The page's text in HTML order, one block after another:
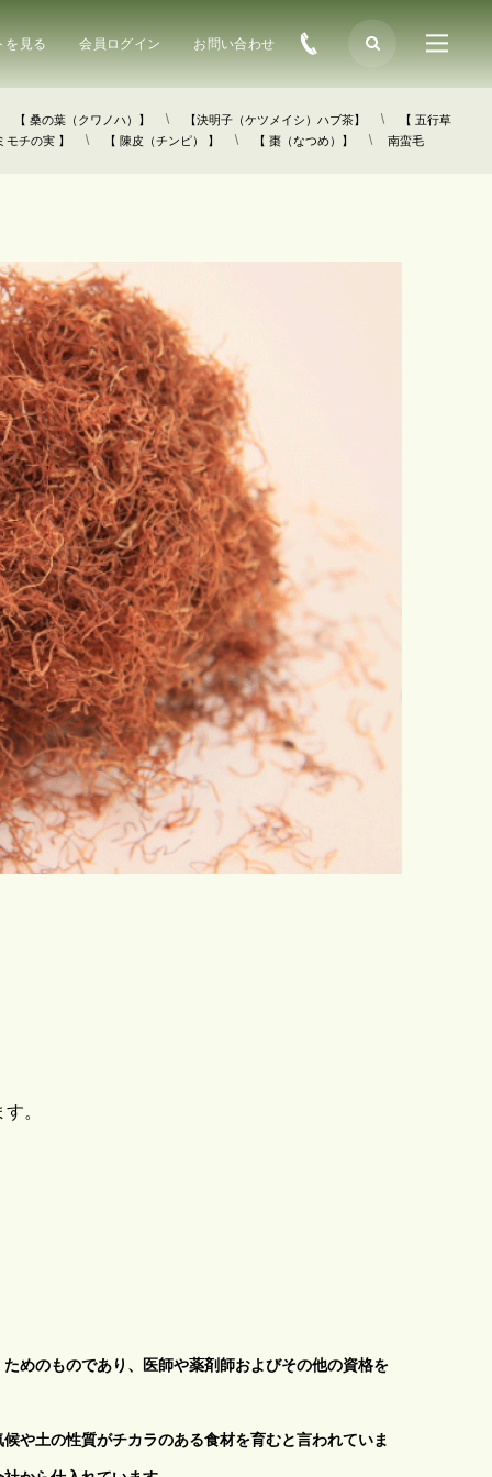
を見る 会員ログイン お問い合わせ
【 桑の葉（クワノハ）】 【決明子（ケツメイシ）ハブ茶】
【 五行草
モチの実 】 【 陳皮（チンピ） 】 【 棗（なつめ）】 南蛮毛
。
めのものであり、医師や薬剤師およびその他の資格を
や土の性質がチカラのある食材を育むと言われていま